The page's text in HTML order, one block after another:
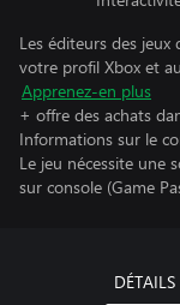
Les éditeurs des
votre profil Xbox et
Apprenez-en plus
+ offre des achats
Informations sur le
Le jeu nécessite une
sur console (Game
DÉTAILS